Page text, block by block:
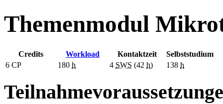
Themenmodul
Credits Workload Kontaktzeit
Selbststudium
6 CP 180 h 4 SWS (42 h) 138 h